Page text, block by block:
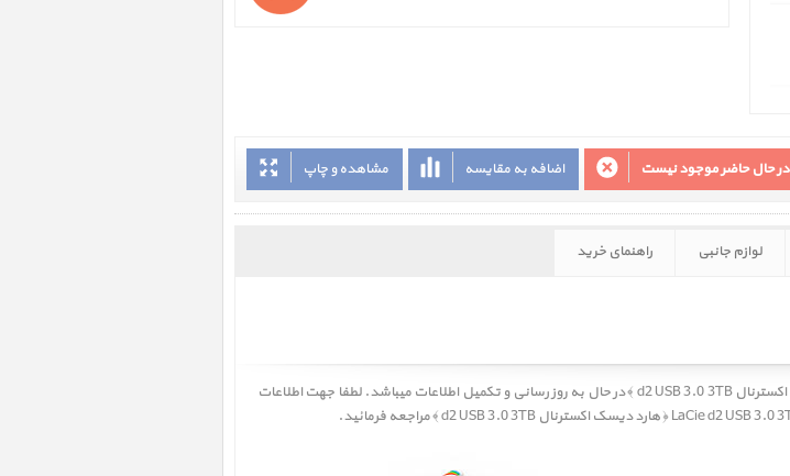
مشاهده و چاپ اضافه به مقایسه در حال حاضر موجود نیست
لوازم جانبی راهنمای خرید
کاربر گرامی، نقد و بررسی LaCie d2 USB 3.0 3TB ﴿ نقد و بررسی هارد دیسک اکسترنال d2 USB 3.0 3TB ﴾ در حال به روز رسانی و تکمیل اطلاعات میباشد. لطفا جهت اطلاعات